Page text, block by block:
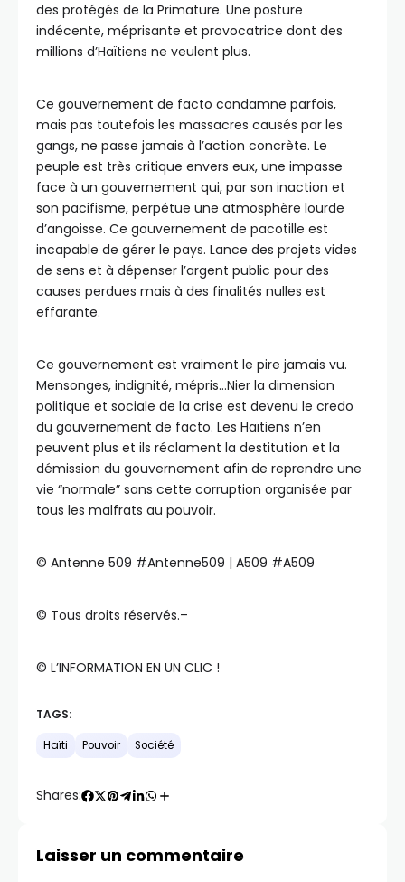
des protégés de la Primature. Une posture
indécente, méprisante et provocatrice dont des
millions d’Haïtiens ne veulent plus.
Ce gouvernement de facto condamne parfois,
mais pas toutefois les massacres causés par les
gangs, ne passe jamais à l’action concrète. Le
peuple est très critique envers eux, une impasse
face à un gouvernement qui, par son inaction et
son pacifisme, perpétue une atmosphère lourde
d’angoisse. Ce gouvernement de pacotille est
incapable de gérer le pays. Lance des projets vides
de sens et à dépenser l’argent public pour des
causes perdues mais à des finalités nulles est
effarante.
Ce gouvernement est vraiment le pire jamais vu.
Mensonges, indignité, mépris…Nier la dimension
politique et sociale de la crise est devenu le credo
du gouvernement de facto. Les Haïtiens n’en
peuvent plus et ils réclament la destitution et la
démission du gouvernement afin de reprendre une
vie “normale” sans cette corruption organisée par
tous les malfrats au pouvoir.
©️ Antenne 509 #Antenne509 | A509 #A509
©️ Tous droits réservés.–
©️ L’INFORMATION EN UN CLIC !
TAGS:
Haïti Pouvoir Société
Shares:
Laisser un commentaire